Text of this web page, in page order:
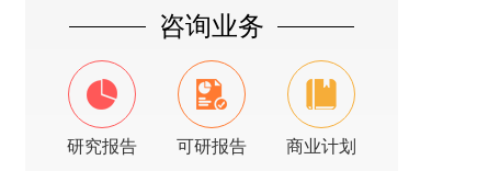
咨询业务
研究报告 可研报告 商业计划